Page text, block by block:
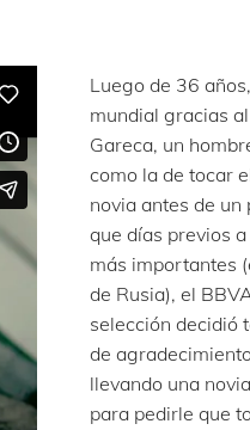
Luego de 36
mundial gracias
Gareca, un
como la de tocar
novia antes de un
que días previos
más importantes
de Rusia), el
selección decidió
de
llevando una
para pedirle que